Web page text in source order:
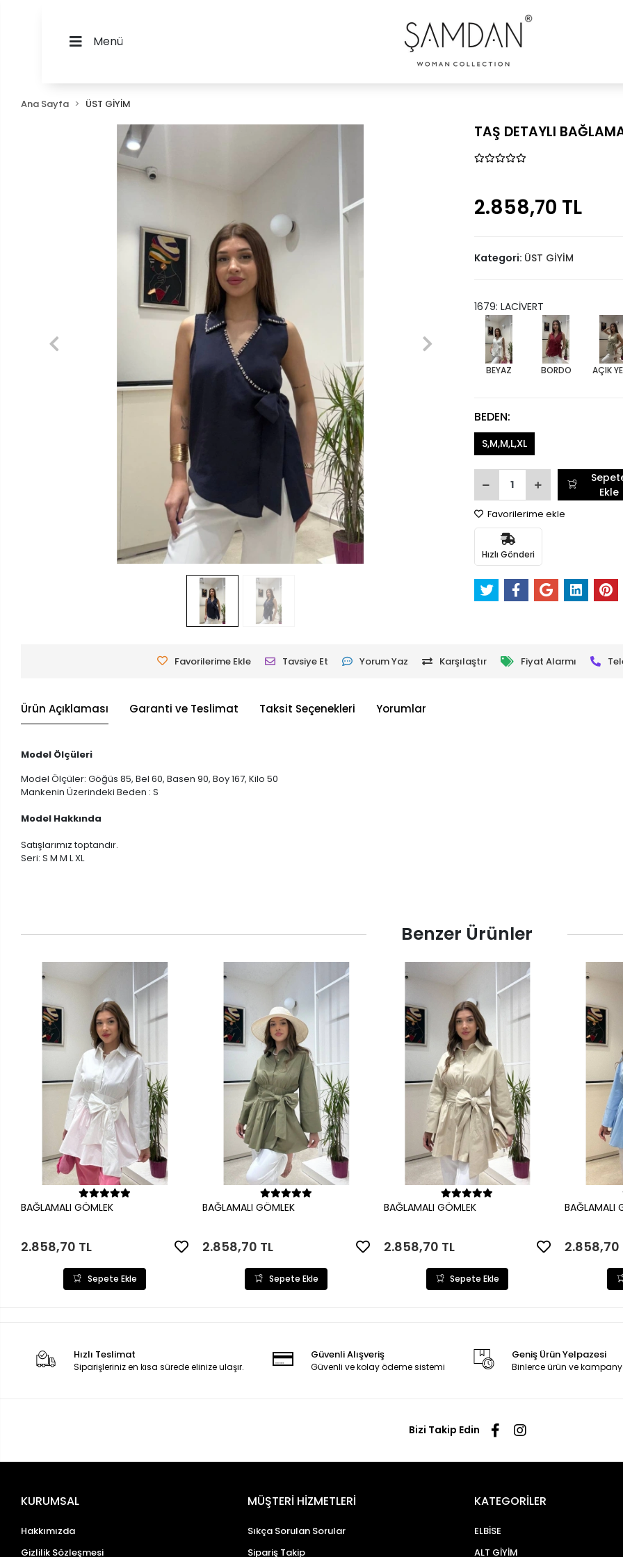
Menü
Ana Sayfa ÜST GİYİM
TAŞ DETAYLI
2.858,70 TL
Kategori: ÜST GİYİM
1679: LACİVERT
BEYAZ BORDO AÇIK
BEDEN:
S,M,M,L,XL
Ekle
Favorilerime ekle
Hızlı Gönderi
Favorilerime Ekle Tavsiye Et Yorum Yaz Karşılaştır Fiyat Alarmı
Ürün Açıklaması Garanti ve Teslimat Taksit Seçenekleri Yorumlar
Model Ölçüleri
Model Ölçüler: Göğüs 85, Bel 60, Basen 90, Boy 167, Kilo 50
Mankenin Üzerindeki Beden : S
Model Hakkında
Satışlarımız toptandır.
Seri: S M M L XL
Benzer Ürünler
Sepete Ekle
BAĞLAMALI GÖMLEK
2.858,70 TL
Sepete Ekle
Sepete Ekle
BAĞLAMALI GÖMLEK
2.858,70 TL
Sepete Ekle
Sepete Ekle
BAĞLAMALI GÖMLEK
2.858,70 TL
Sepete Ekle
BAĞLAMALI
2.858,70
Hızlı Teslimat
Siparişleriniz en kısa sürede elinize ulaşır.
Güvenli Alışveriş
Güvenli ve kolay ödeme sistemi
Geniş Ürün Yelpazesi
Binlerce ürün ve
Bizi Takip Edin
KURUMSAL
Hakkımızda
Gizlilik Sözleşmesi
MÜŞTERİ HİZMETLERİ
Sıkça Sorulan Sorular
Sipariş Takip
KATEGORİLER
ELBİSE
ALT GİYİM